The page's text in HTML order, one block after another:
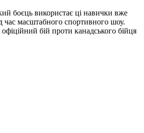
боєць використає ці навички вже
масштабного спортивного шоу.
бій проти канадського бійця